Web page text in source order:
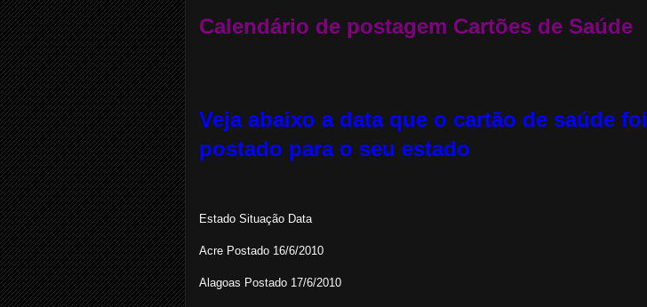
Calendário de postagem Cartões de Saúde
Veja abaixo a data que o cartão de saúde foi
postado para o seu estado
Estado Situação Data
Acre Postado 16/6/2010
Alagoas Postado 17/6/2010